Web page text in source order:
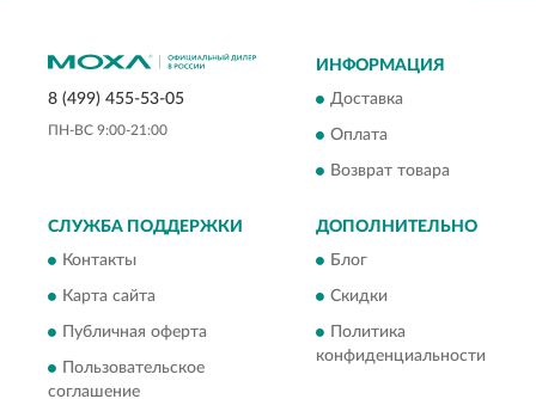
8 (499) 455-53-05
ПН-ВС 9:00-21:00
ИНФОРМАЦИЯ
Доставка
Оплата
Возврат товара
СЛУЖБА ПОДДЕРЖКИ
Контакты
Карта сайта
Публичная оферта
Пользовательское
соглашение
ДОПОЛНИТЕЛЬНО
Блог
Скидки
Политика
конфиденциальности